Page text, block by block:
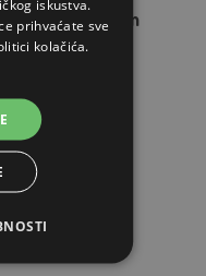
520 X 480 mm
iskustva.
prihvaćate sve
kolačića.